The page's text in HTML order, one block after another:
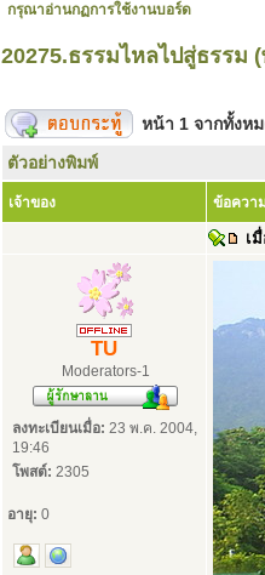
กรุณาอ่านกฏการใช้งานบอร์ด
20275.ธรรมไหลไปสู่ธรรม
หน้า 1 จากทั้งห
ตัวอย่างพิมพ์
เจ้าของ ข้อควา
เ
TU
Moderators-1
ลงทะเบียนเมื่อ: 23 พ.ค. 2004,
19:46
โพสต์: 2305
อายุ: 0